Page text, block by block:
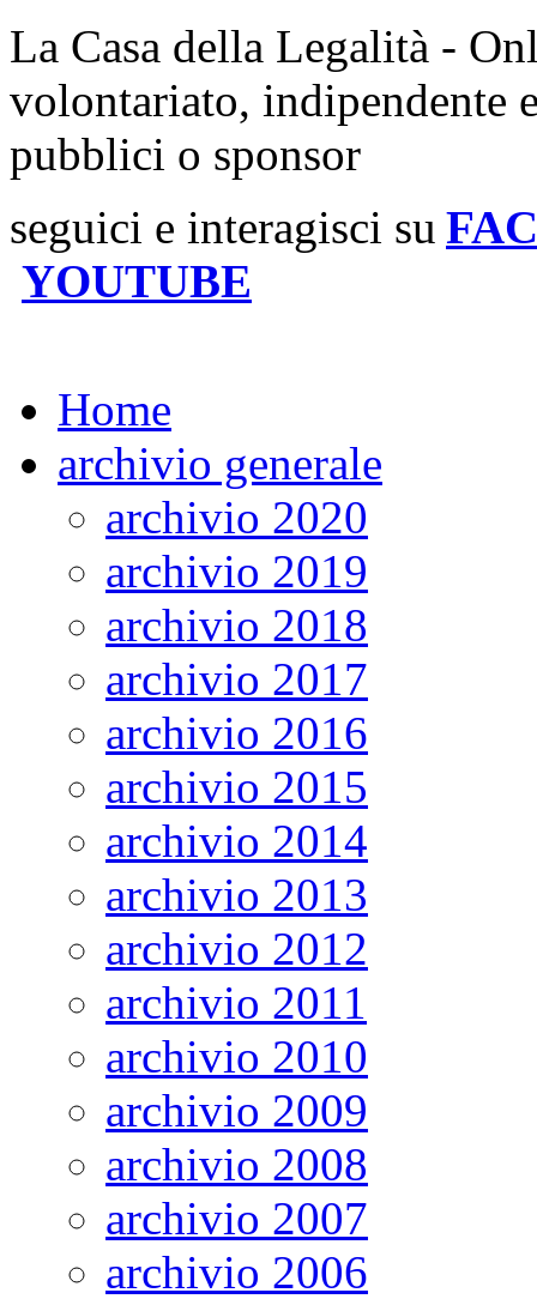
La Casa della Legalità -
volontariato, indipendente
pubblici o sponsor
seguici e interagisci su
YOUTUBE
Home
archivio generale
archivio 2020
archivio 2019
archivio 2018
archivio 2017
archivio 2016
archivio 2015
archivio 2014
archivio 2013
archivio 2012
archivio 2011
archivio 2010
archivio 2009
archivio 2008
archivio 2007
archivio 2006